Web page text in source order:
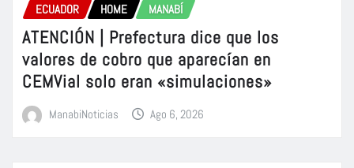
ECUADOR HOME MANABÍ
ATENCIÓN | Prefectura dice que los
valores de cobro que aparecían en
CEMVial solo eran «simulaciones»
ManabiNoticias Ago 6, 2026